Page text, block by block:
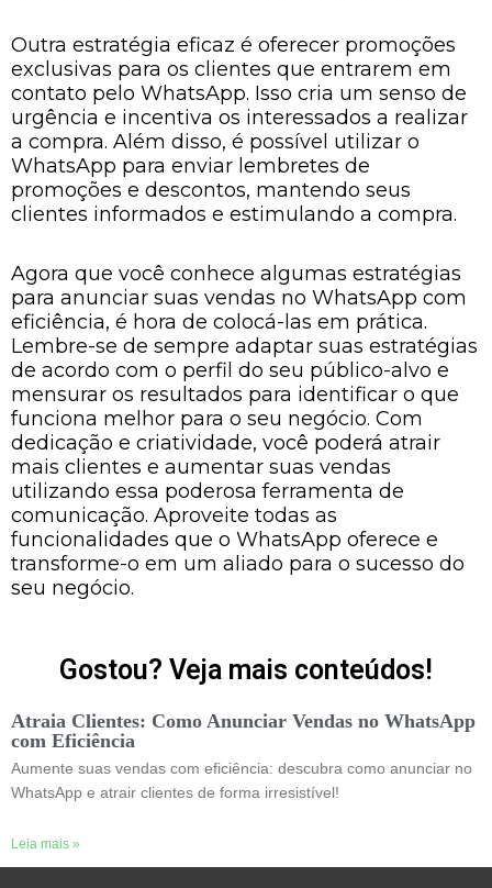
Outra estratégia eficaz é oferecer promoções
exclusivas para os clientes que entrarem em
contato pelo WhatsApp. Isso cria um senso de
urgência e incentiva os interessados a realizar
a compra. Além disso, é possível utilizar o
WhatsApp para enviar lembretes de
promoções e descontos, mantendo seus
clientes informados e estimulando a compra.
Agora que você conhece algumas estratégias
para anunciar suas vendas no WhatsApp com
eficiência, é hora de colocá-las em prática.
Lembre-se de sempre adaptar suas estratégias
de acordo com o perfil do seu público-alvo e
mensurar os resultados para identificar o que
funciona melhor para o seu negócio. Com
dedicação e criatividade, você poderá atrair
mais clientes e aumentar suas vendas
utilizando essa poderosa ferramenta de
comunicação. Aproveite todas as
funcionalidades que o WhatsApp oferece e
transforme-o em um aliado para o sucesso do
seu negócio.
Gostou? Veja mais conteúdos!
Atraia Clientes: Como Anunciar Vendas no WhatsApp
com Eficiência
Aumente suas vendas com eficiência: descubra como anunciar no
WhatsApp e atrair clientes de forma irresistível!
Leia mais »